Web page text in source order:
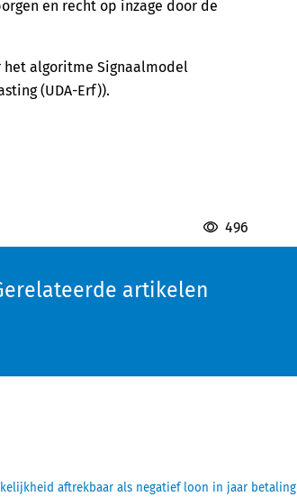
en recht op inzage door de
algoritme Signaalmodel
(UDA-Erf)).
496
artikelen
aftrekbaar als negatief loon in jaar betaling